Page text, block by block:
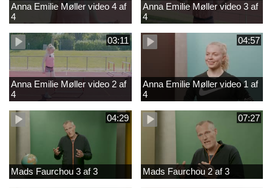
Anna Emilie Møller video 4 af
4
Anna Emilie Møller video 3 af
4
03:11
Anna Emilie Møller video 2 af
4
04:57
Anna Emilie Møller video 1 af
4
04:29
Mads Faurchou 3 af 3
07:27
Mads Faurchou 2 af 3